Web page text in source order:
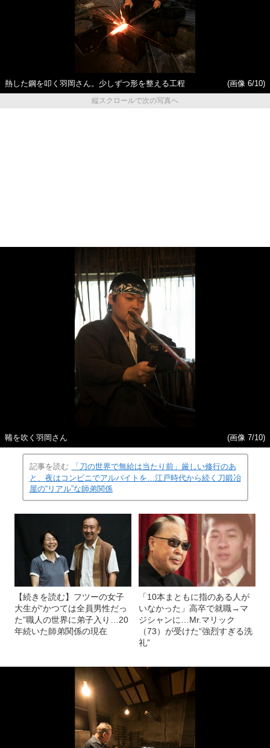
熱した鋼を叩く羽岡さん。少しずつ形を整える工程
(画像 6/10)
縦スクロールで次の写真へ
鞴を吹く羽岡さん (画像 7/10)
記事を読む
「刀の世界で無給は当たり前」厳しい修行のあ
と、夜はコンビニでアルバイトを…江戸時代から続く刀鍛冶
屋の“リアル”な師弟関係
【続きを読む】フツーの女子
大生が“かつては全員男性だっ
た”職人の世界に弟子入り…20
年続いた師弟関係の現在
「10本まともに指のある人が
いなかった」高卒で就職→マ
ジシャンに…Mr.マリック
（73）が受けた“強烈すぎる洗
礼”